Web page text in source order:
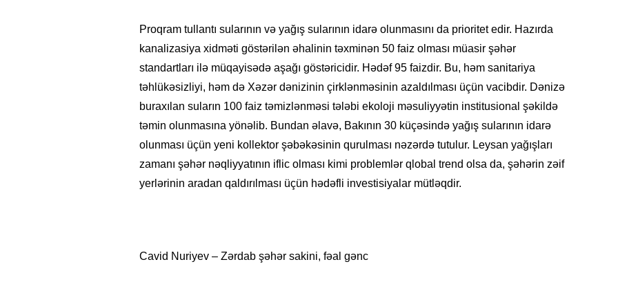
Proqram tullantı sularının və yağış sularının idarə olunmasını da prioritet edir. Hazırda
kanalizasiya xidməti göstərilən əhalinin təxminən 50 faiz olması müasir şəhər
standartları ilə müqayisədə aşağı göstəricidir. Hədəf 95 faizdir. Bu, həm sanitariya
təhlükəsizliyi, həm də Xəzər dənizinin çirklənməsinin azaldılması üçün vacibdir. Dənizə
buraxılan suların 100 faiz təmizlənməsi tələbi ekoloji məsuliyyətin institusional şəkildə
təmin olunmasına yönəlib. Bundan əlavə, Bakının 30 küçəsində yağış sularının idarə
olunması üçün yeni kollektor şəbəkəsinin qurulması nəzərdə tutulur. Leysan yağışları
zamanı şəhər nəqliyyatının iflic olması kimi problemlər qlobal trend olsa da, şəhərin zəif
yerlərinin aradan qaldırılması üçün hədəfli investisiyalar mütləqdir.
Cavid Nuriyev – Zərdab şəhər sakini, fəal gənc